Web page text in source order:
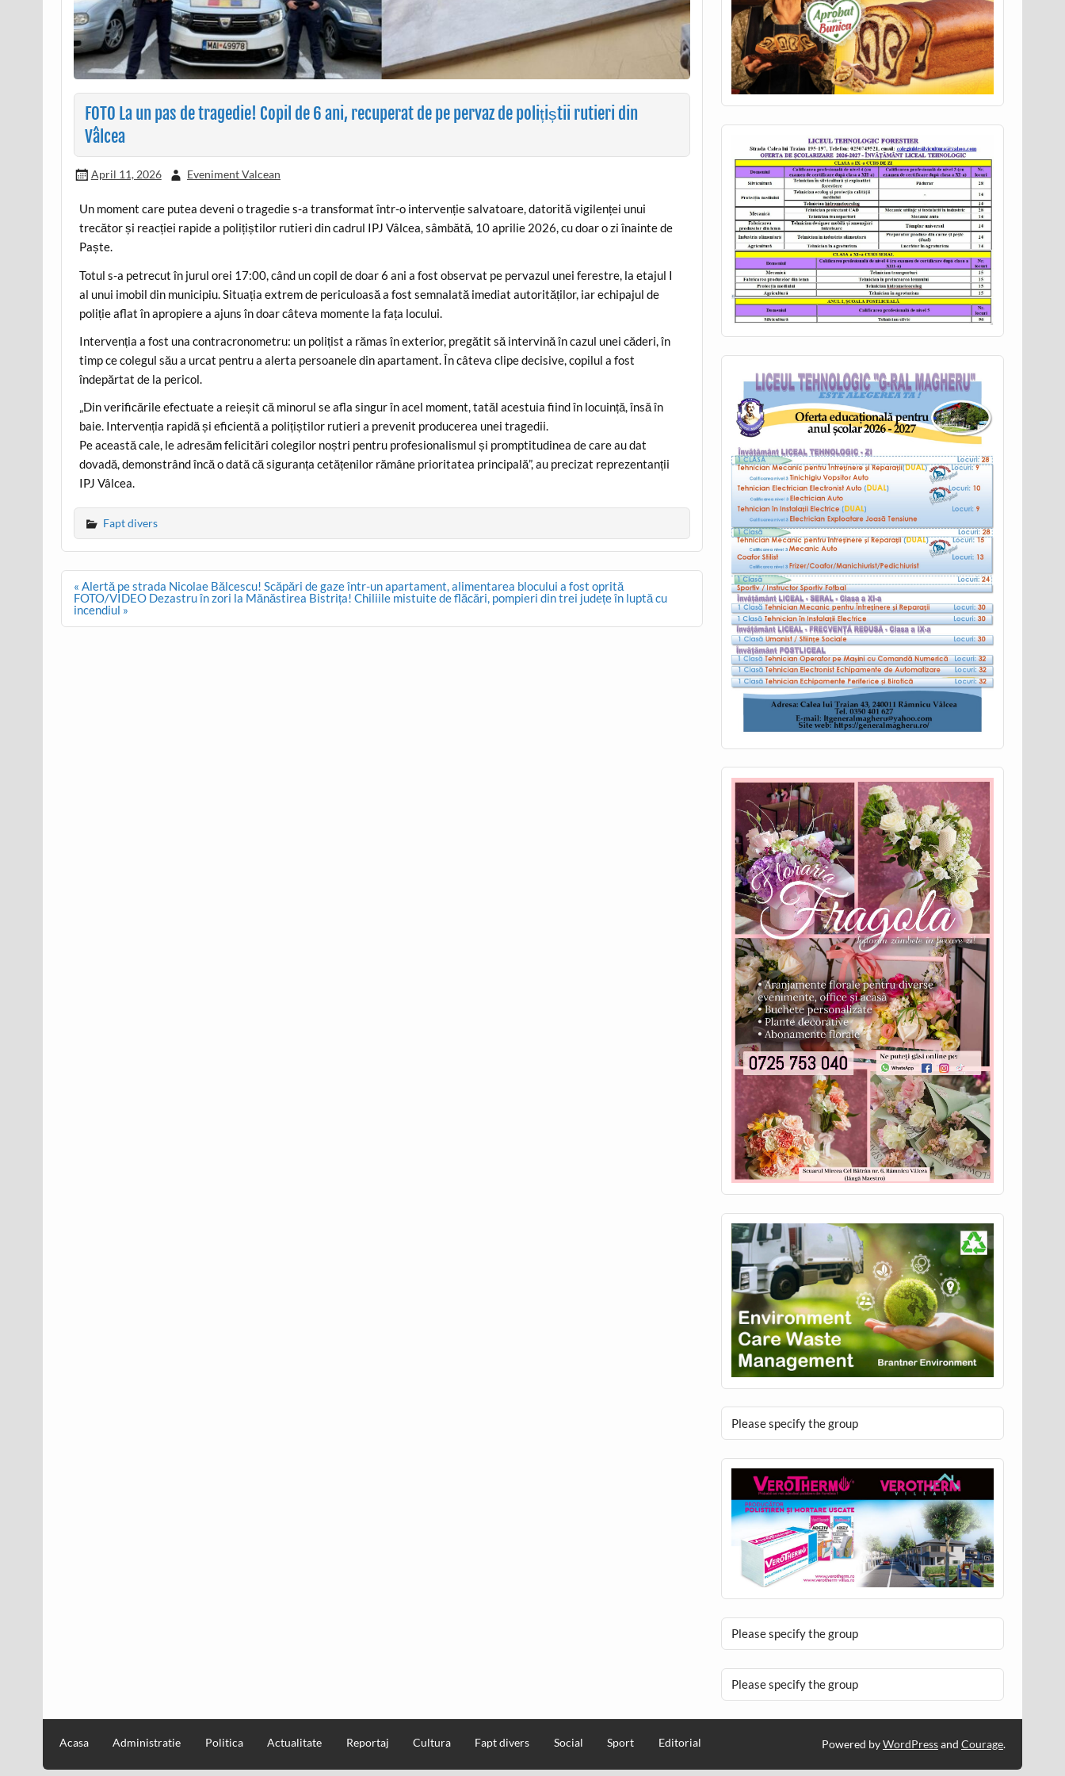
FOTO La un pas de tragedie! Copil de 6 ani, recuperat de pe pervaz de polițiștii rutieri din
Vâlcea
April 11, 2026 Eveniment Valcean
Un moment care putea deveni o tragedie s-a transformat într-o intervenție salvatoare, datorită vigilenței unui
trecător și reacției rapide a polițiștilor rutieri din cadrul IPJ Vâlcea, sâmbătă, 10 aprilie 2026, cu doar o zi înainte de
Paște.
Totul s-a petrecut în jurul orei 17:00, când un copil de doar 6 ani a fost observat pe pervazul unei ferestre, la etajul I
al unui imobil din municipiu. Situația extrem de periculoasă a fost semnalată imediat autorităților, iar echipajul de
poliție aflat în apropiere a ajuns în doar câteva momente la fața locului.
Intervenția a fost una contracronometru: un polițist a rămas în exterior, pregătit să intervină în cazul unei căderi, în
timp ce colegul său a urcat pentru a alerta persoanele din apartament. În câteva clipe decisive, copilul a fost
îndepărtat de la pericol.
„Din verificările efectuate a reieșit că minorul se afla singur în acel moment, tatăl acestuia fiind în locuință, însă în
baie. Intervenția rapidă și eficientă a polițiștilor rutieri a prevenit producerea unei tragedii.
Pe această cale, le adresăm felicitări colegilor noștri pentru profesionalismul și promptitudinea de care au dat
dovadă, demonstrând încă o dată că siguranța cetățenilor rămâne prioritatea principală”, au precizat reprezentanții
IPJ Vâlcea.
Fapt divers
Post
navigation
« Alertă pe strada Nicolae Bălcescu! Scăpări de gaze într-un apartament, alimentarea blocului a fost oprită
FOTO/VIDEO Dezastru în zori la Mănăstirea Bistrița! Chiliile mistuite de flăcări, pompieri din trei județe în luptă cu
incendiul »
Please specify the group
Please specify the group
Please specify the group
Acasa Administratie Politica Actualitate Reportaj Cultura Fapt divers Social Sport Editorial Powered byWordPressand Courage.